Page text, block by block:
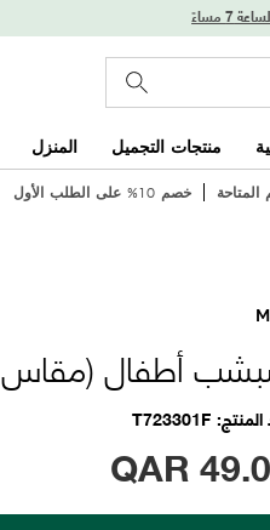
مساءً
منتجات التجميل المنزل
المتاحة خصم 10% على الطلب الأول
أطفال (مقاس 4 صغير - 7 كبير)
T723301F
QAR